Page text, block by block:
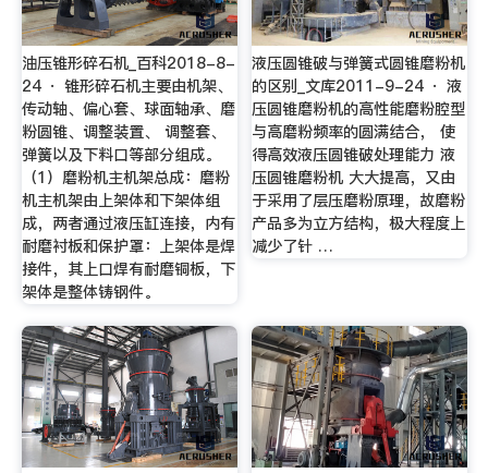
油压锥形碎石机_百科2018-8-
24 · 锥形碎石机主要由机架、
传动轴、偏心套、球面轴承、磨
粉圆锥、调整装置、 调整套、
弹簧以及下料口等部分组成。
（1）磨粉机主机架总成：磨粉
机主机架由上架体和下架体组
成，两者通过液压缸连接，内有
耐磨衬板和保护罩：上架体是焊
接件，其上口焊有耐磨铜板，下
架体是整体铸钢件。
液压圆锥破与弹簧式圆锥磨粉机
的区别_文库2011-9-24 · 液
压圆锥磨粉机的高性能磨粉腔型
与高磨粉频率的圆满结合， 使
得高效液压圆锥破处理能力 液
压圆锥磨粉机 大大提高，又由
于采用了层压磨粉原理，故磨粉
产品多为立方结构，极大程度上
减少了针 …